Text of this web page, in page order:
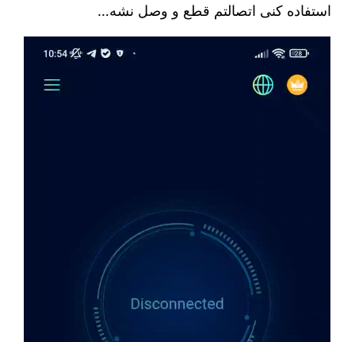
استفاده کنی اتصالتم قطع و وصل نشه…